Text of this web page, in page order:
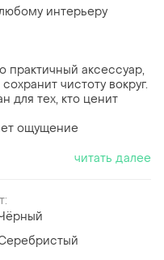
интерьеру
практичный аксессуар,
чистоту вокруг.
для тех, кто ценит
ощущение
читать далее